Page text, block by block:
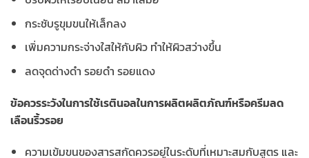
กระชับรูขุมขนให้เล็กลง
เพิ่มความกระจ่างใสให้กับผิว ทำให้ผิวสว่างขึ้น
ลดจุดด่างดำ รอยดำ รอยแดง
ข้อควรระวังในการใช้เรตินอลในการผลิตผลิตภัณฑ์หรือครีมลด
เลือนริ้วรอย
ความเข้มขนของสารสกัดควรอยู่ในระดับที่เหมาะสมกับสูตร และ